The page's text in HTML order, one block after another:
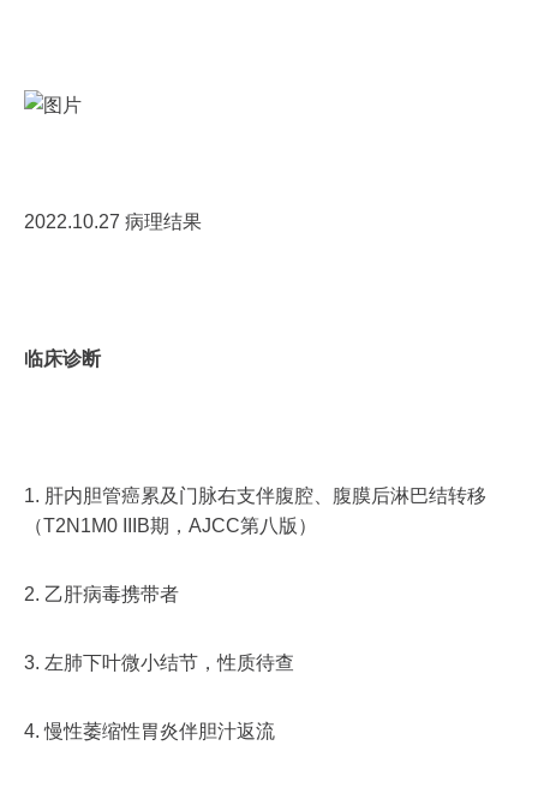
2022.10.27 病理结果
临床诊断
1. 肝内胆管癌累及门脉右支伴腹腔、腹膜后淋巴结转移
（T2N1M0 IIIB期，AJCC第八版）
2. 乙肝病毒携带者
3. 左肺下叶微小结节，性质待查
4. 慢性萎缩性胃炎伴胆汁返流